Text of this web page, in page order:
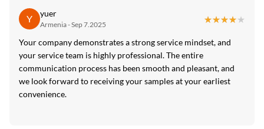
Y yuer
Armenia - Sep 7.2025
★★★★★
★★★★★
Your company demonstrates a strong service mindset, and
your service team is highly professional. The entire
communication process has been smooth and pleasant, and
we look forward to receiving your samples at your earliest
convenience.